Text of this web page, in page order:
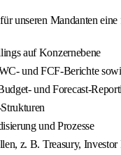
unseren Mandanten
auf Konzernebene
und FCF-Berichte
und Forecast-
und Prozesse
z. B. Treasury,